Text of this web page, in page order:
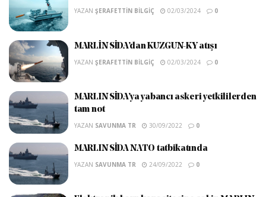
YAZAN ŞERAFETTIN BILGIÇ 02/03/2024 0
MARLİN SİDA’dan KUZGUN-KY atışı
YAZAN ŞERAFETTIN BILGIÇ 02/03/2024 0
MARLIN SİDA’ya yabancı askeri yetkililerden
tam not
YAZAN SAVUNMA TR 30/09/2022 0
MARLIN SİDA NATO tatbikatında
YAZAN SAVUNMA TR 24/09/2022 0